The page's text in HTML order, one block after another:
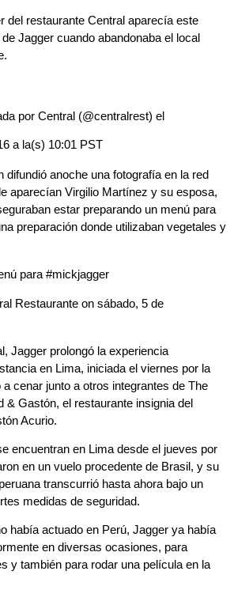
del restaurante Central aparecía este
Jagger cuando abandonaba el local
por Central (@centralrest) el
a la(s) 10:01 PST
difundió anoche una fotografía en la red
aparecían Virgilio Martínez y su esposa,
estar preparando un menú para
preparación donde utilizaban vegetales y
para #mickjagger
Restaurante on sábado, 5 de
Jagger prolongó la experiencia
en Lima, iniciada el viernes por la
cenar junto a otros integrantes de The
& Gastón, el restaurante insignia del
Acurio.
encuentran en Lima desde el jueves por
en un vuelo procedente de Brasil, y su
transcurrió hasta ahora bajo un
medidas de seguridad.
había actuado en Perú, Jagger ya había
en diversas ocasiones, para
y también para rodar una película en la